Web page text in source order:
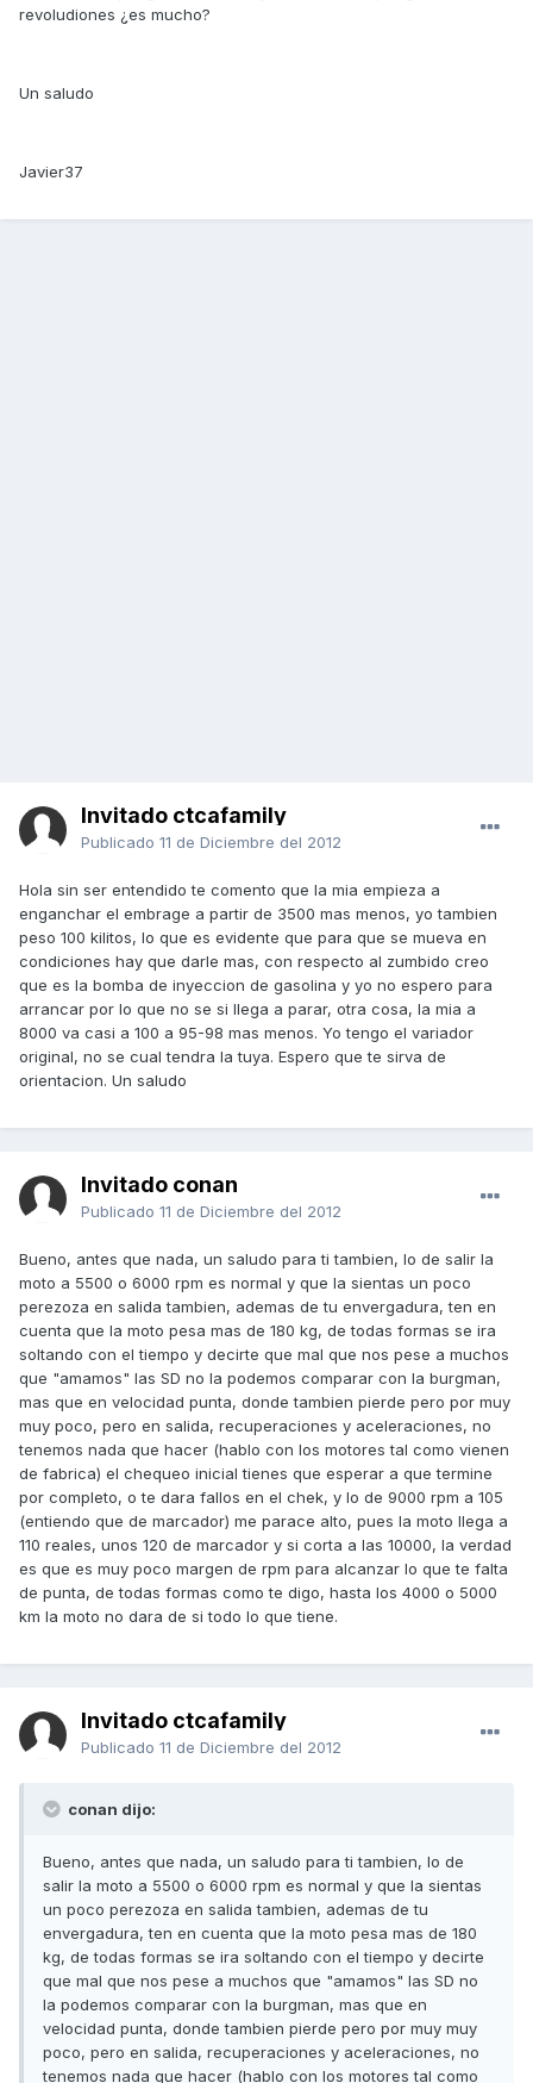
revoludiones ¿es mucho?
Un saludo
Javier37
Invitado ctcafamily
Publicado 11 de Diciembre del 2012
Hola sin ser entendido te comento que la mia empieza a
enganchar el embrage a partir de 3500 mas menos, yo tambien
peso 100 kilitos, lo que es evidente que para que se mueva en
condiciones hay que darle mas, con respecto al zumbido creo
que es la bomba de inyeccion de gasolina y yo no espero para
arrancar por lo que no se si llega a parar, otra cosa, la mia a
8000 va casi a 100 a 95-98 mas menos. Yo tengo el variador
original, no se cual tendra la tuya. Espero que te sirva de
orientacion. Un saludo
Invitado conan
Publicado 11 de Diciembre del 2012
Bueno, antes que nada, un saludo para ti tambien, lo de salir la
moto a 5500 o 6000 rpm es normal y que la sientas un poco
perezoza en salida tambien, ademas de tu envergadura, ten en
cuenta que la moto pesa mas de 180 kg, de todas formas se ira
soltando con el tiempo y decirte que mal que nos pese a muchos
que "amamos" las SD no la podemos comparar con la burgman,
mas que en velocidad punta, donde tambien pierde pero por muy
muy poco, pero en salida, recuperaciones y aceleraciones, no
tenemos nada que hacer (hablo con los motores tal como vienen
de fabrica) el chequeo inicial tienes que esperar a que termine
por completo, o te dara fallos en el chek, y lo de 9000 rpm a 105
(entiendo que de marcador) me parace alto, pues la moto llega a
110 reales, unos 120 de marcador y si corta a las 10000, la verdad
es que es muy poco margen de rpm para alcanzar lo que te falta
de punta, de todas formas como te digo, hasta los 4000 o 5000
km la moto no dara de si todo lo que tiene.
Invitado ctcafamily
Publicado 11 de Diciembre del 2012
conan dijo:
Bueno, antes que nada, un saludo para ti tambien, lo de
salir la moto a 5500 o 6000 rpm es normal y que la sientas
un poco perezoza en salida tambien, ademas de tu
envergadura, ten en cuenta que la moto pesa mas de 180
kg, de todas formas se ira soltando con el tiempo y decirte
que mal que nos pese a muchos que "amamos" las SD no
la podemos comparar con la burgman, mas que en
velocidad punta, donde tambien pierde pero por muy muy
poco, pero en salida, recuperaciones y aceleraciones, no
tenemos nada que hacer (hablo con los motores tal como